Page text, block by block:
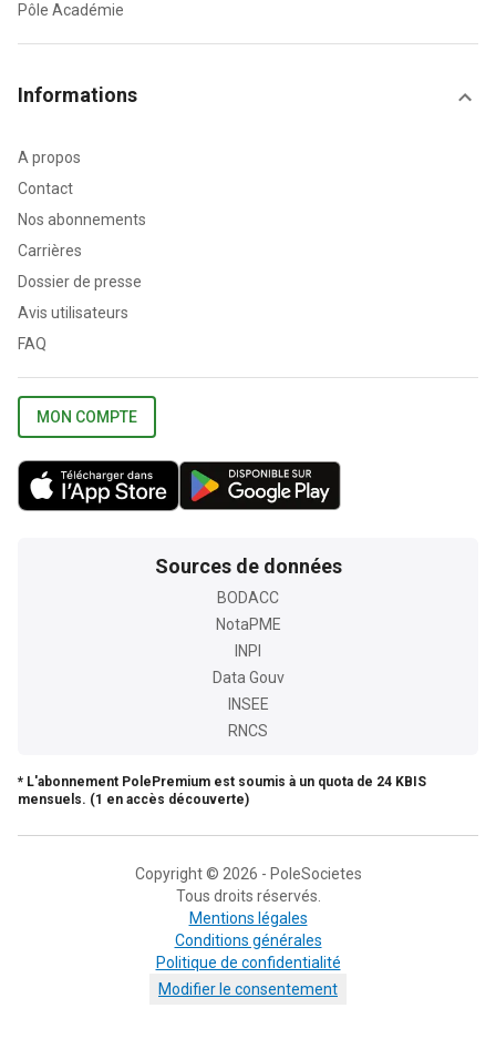
Pôle Académie
Informations
A propos
Contact
Nos abonnements
Carrières
Dossier de presse
Avis utilisateurs
FAQ
MON COMPTE
Sources de données
BODACC
NotaPME
INPI
Data Gouv
INSEE
RNCS
* L'abonnement PolePremium est soumis à un quota de 24 KBIS
mensuels. (1 en accès découverte)
Copyright © 2026 - PoleSocietes
Tous droits réservés.
Mentions légales
Conditions générales
Politique de confidentialité
Modifier le consentement